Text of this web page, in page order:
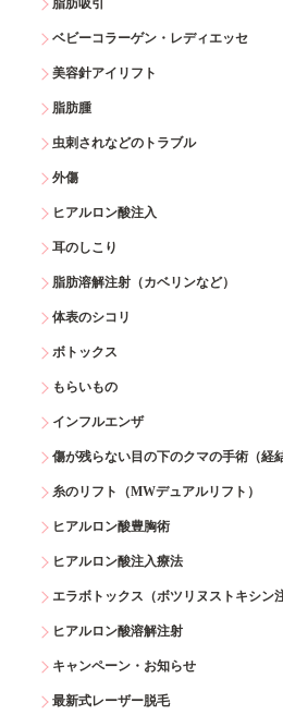
脂肪吸引
ベビーコラーゲン・レディエッセ
美容針アイリフト
脂肪腫
虫刺されなどのトラブル
外傷
ヒアルロン酸注入
耳のしこり
脂肪溶解注射（カベリンなど）
体表のシコリ
ボトックス
もらいもの
インフルエンザ
傷が残らない目の下のクマの手術（経
糸のリフト（MWデュアルリフト）
ヒアルロン酸豊胸術
ヒアルロン酸注入療法
エラボトックス（ボツリヌストキシン
ヒアルロン酸溶解注射
キャンペーン・お知らせ
最新式レーザー脱毛